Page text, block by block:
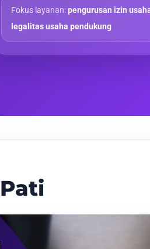
Fokus layanan:pengurusan izin
legalitas usaha pendukung